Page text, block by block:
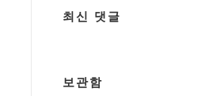
최신 댓글
보관함